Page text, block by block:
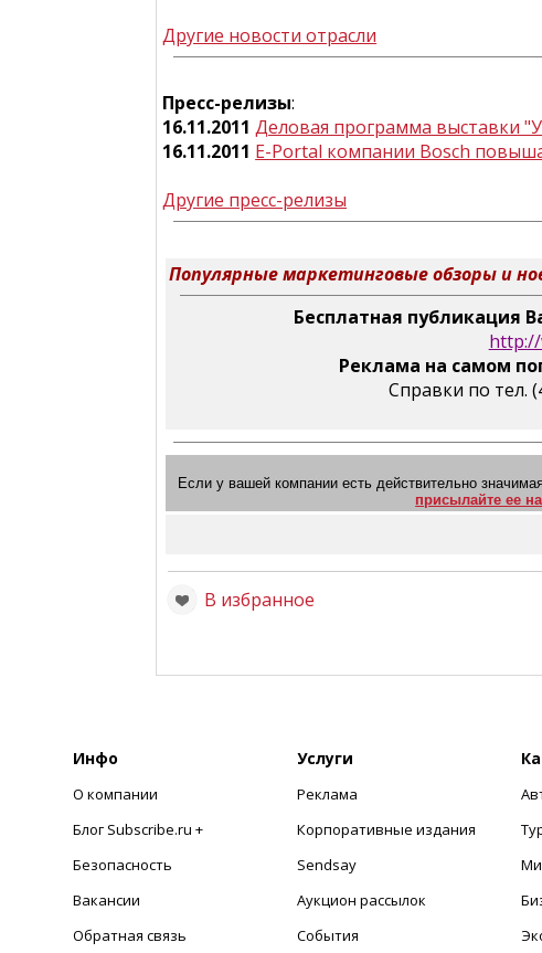
Другие новости отрасли
Пресс-релизы:
16.11.2011 Деловая программа выставки
16.11.2011 E-Portal компании Bosch
Другие пресс-релизы
Популярные маркетинговые обзоры и
Бесплатная публикация
Реклама на самом
Справки по тел.
Если у вашей компании есть действительно
присылайте ее
В избранное
Инфо
О компании
Блог Subscribe.ru +
Безопасность
Вакансии
Обратная связь
Услуги
Реклама
Корпоративные издания
Sendsay
Аукцион рассылок
События